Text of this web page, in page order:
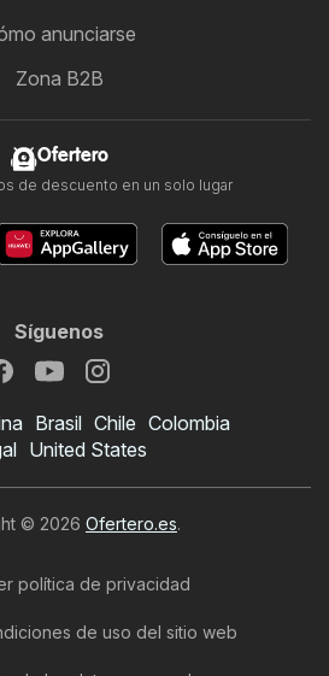
anunciarse
Zona B2B
Ofertero
de descuento en un solo lugar
Síguenos
Brasil Chile Colombia
United States
© 2026 Ofertero.es.
política de privacidad
de uso del sitio web